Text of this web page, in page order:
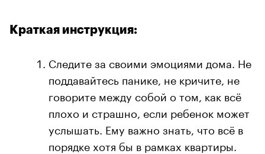
Краткая инструкция:
Следите за своими эмоциями дома. Не
поддавайтесь панике, не кричите, не
говорите между собой о том, как всё
плохо и страшно, если ребенок может
услышать. Ему важно знать, что всё в
порядке хотя бы в рамках квартиры.